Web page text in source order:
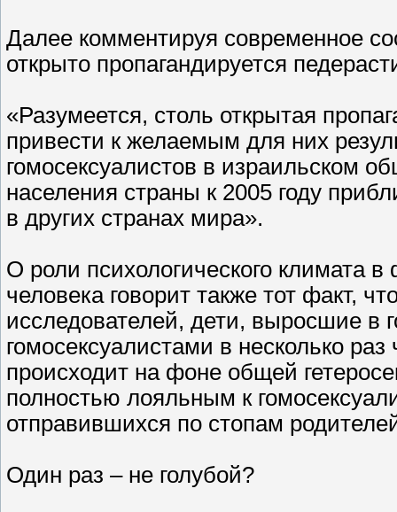
Далее комментируя современное
открыто пропагандируется
«Разумеется, столь открытая
привести к желаемым для них
гомосексуалистов в израильском
населения страны к 2005 году
в других странах мира».
О роли психологического климата
человека говорит также тот факт,
исследователей, дети, выросшие в
гомосексуалистами в несколько
происходит на фоне общей
полностью лояльным к
отправившихся по стопам
Один раз – не голубой?